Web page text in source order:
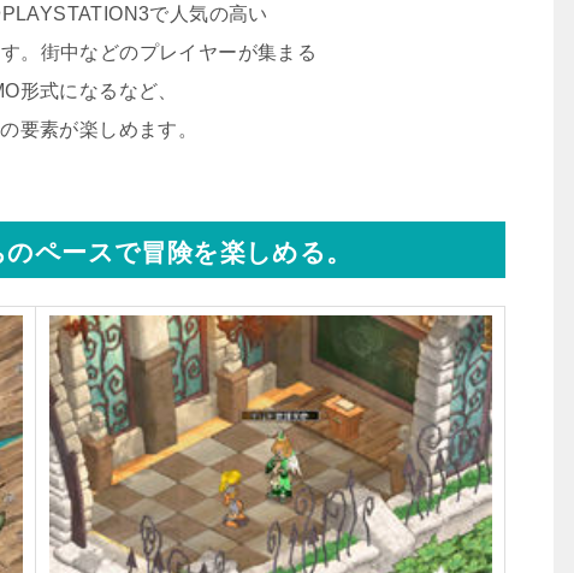
で人気の高い
。街中などのプレイヤーが集まる
形式になるなど、
要素が楽しめます。
ペースで冒険を楽しめる。